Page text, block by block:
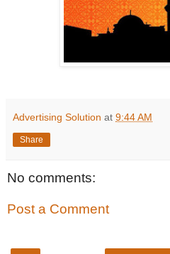
Advertising Solution at 9:44 AM
Share
No comments:
Post a Comment